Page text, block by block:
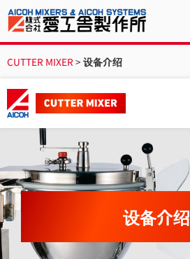
CUTTER MIXER > 设备介绍
设备介绍